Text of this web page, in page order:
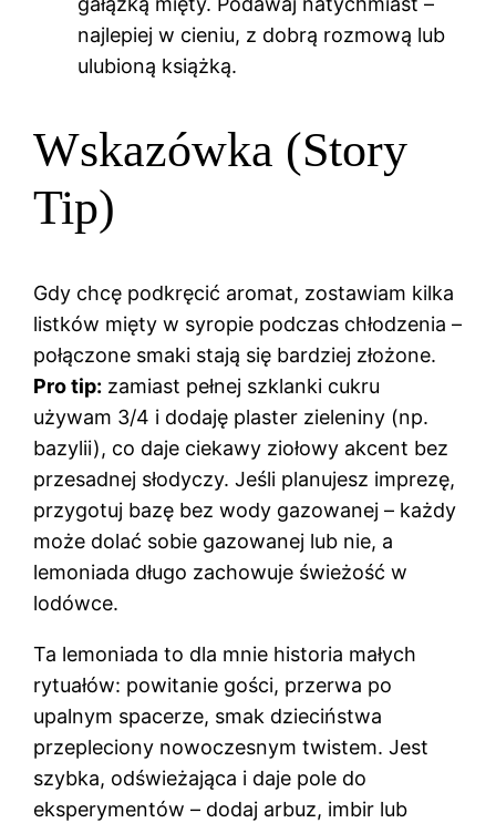
najlepiej w cieniu, z dobrą rozmową lub
ulubioną książką.
Wskazówka (Story
Tip)
Gdy chcę podkręcić aromat, zostawiam kilka
listków mięty w syropie podczas chłodzenia –
połączone smaki stają się bardziej złożone.
Pro tip: zamiast pełnej szklanki cukru
używam 3/4 i dodaję plaster zieleniny (np.
bazylii), co daje ciekawy ziołowy akcent bez
przesadnej słodyczy. Jeśli planujesz imprezę,
przygotuj bazę bez wody gazowanej – każdy
może dolać sobie gazowanej lub nie, a
lemoniada długo zachowuje świeżość w
lodówce.
Ta lemoniada to dla mnie historia małych
rytuałów: powitanie gości, przerwa po
upalnym spacerze, smak dzieciństwa
przepleciony nowoczesnym twistem. Jest
szybka, odświeżająca i daje pole do
eksperymentów – dodaj arbuz, imbir lub